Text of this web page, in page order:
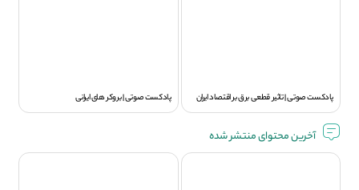
پادکست صوتی | تاثیر قطعی برق بر اقتصاد ایران پادکست صوتی | بروکر های ایرانی
آخرین محتوای منتشر شده